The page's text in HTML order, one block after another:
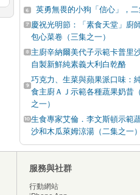
英勇無畏的小狗「信心」，
慶祝光明節：「素食天堂」廚
包心菜卷（三集之一）
主廚辛納爾美代子示範卡普里
自製新鮮純素義大利白乾酪
巧克力、生菜與蘋果派口味：
食主廚ＡＪ示範各種蔬果奶昔
之一）
生食專家艾倫．李文斯頓示範
沙和木瓜萊姆涼湯（二集之一）
服務與社群
行動網站